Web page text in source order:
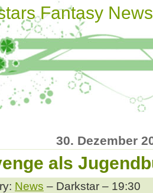
Fantasy News
30. Dezember
als
News – Darkstar – 19:30